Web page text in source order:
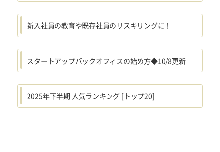
新入社員の教育や既存社員のリスキリングに！
スタートアップバックオフィスの始め方◆10/8更新
2025年下半期 人気ランキング [トップ20]